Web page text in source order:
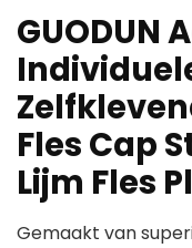
GUODUN
Fles Cap
Lijm Fles
Gemaakt van